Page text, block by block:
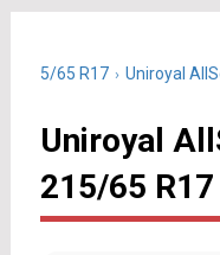
215/65 R17 Uniroyal
Uniroyal
215/65 R17